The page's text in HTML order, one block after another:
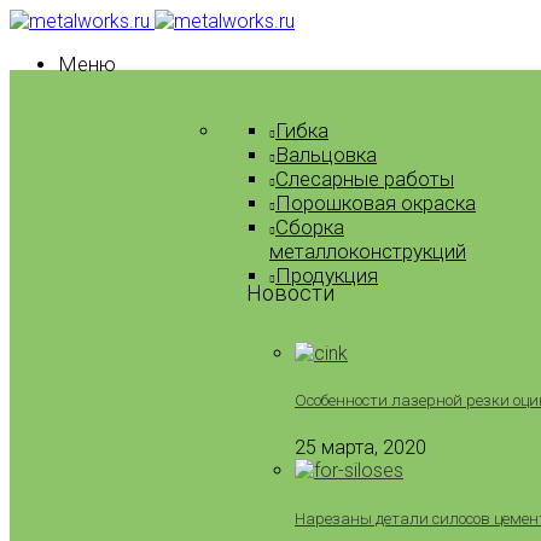
Меню
Гибка
Вальцовка
Слесарные работы
Порошковая окраска
Сборка
металлоконструкций
Продукция
Новости
Особенности лазерной резки
25 марта, 2020
Нарезаны детали силосов